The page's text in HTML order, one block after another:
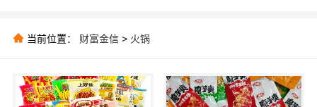
当前位置： 财富金信 > 火锅